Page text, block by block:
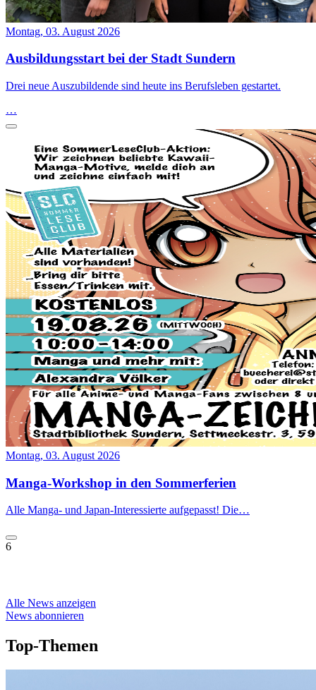
Montag, 03. August 2026
Ausbildungsstart bei der Stadt Sundern
Drei neue Auszubildende sind heute ins Berufsleben gestartet.
…
Montag, 03. August 2026
Manga-Workshop in den Sommerferien
Alle Manga- und Japan-Interessierte aufgepasst! Die…
6
Alle News anzeigen
News abonnieren
Top-Themen